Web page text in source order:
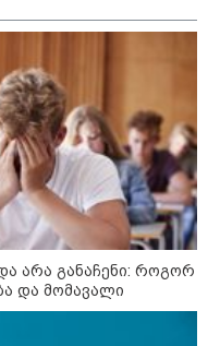
საგარეო
დიპლომატური ნოტა
- მიზეზი
სანომრე ნიშნის
შეფერხებაა:
არა განაჩენი: როგორ
და მომავალი